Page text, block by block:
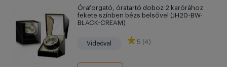
Óraforgató, óratartó doboz 2 karórához
fekete színben bézs belsővel (JH20-BW-
BLACK-CREAM)
Videóval 5 (4)